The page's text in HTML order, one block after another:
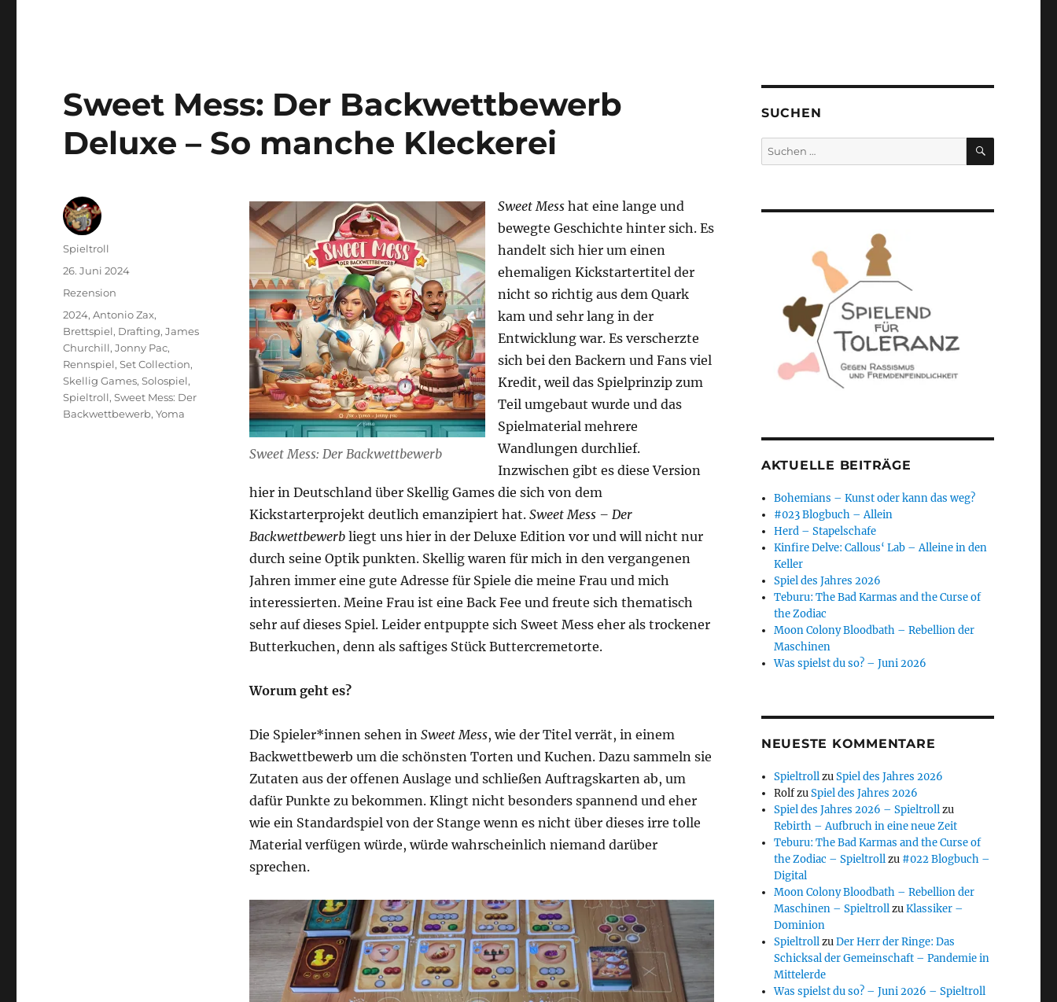
Sweet Mess: Der Backwettbewerb
Deluxe – So manche Kleckerei
Sweet Mess: Der Backwettbewerb
Sweet Messhat eine lange und
bewegte Geschichte hinter sich. Es
handelt sich hier um einen
ehemaligen Kickstartertitel der
nicht so richtig aus dem Quark
kam und sehr lang in der
Entwicklung war. Es verscherzte
sich bei den Backern und Fans viel
Kredit, weil das Spielprinzip zum
Teil umgebaut wurde und das
Spielmaterial mehrere
Wandlungen durchlief.
Inzwischen gibt es diese Version
hier in Deutschland über Skellig Games die sich von dem
Kickstarterprojekt deutlich emanzipiert hat. Sweet Mess – Der
Backwettbewerbliegt uns hier in der Deluxe Edition vor und will nicht nur
durch seine Optik punkten. Skellig waren für mich in den vergangenen
Jahren immer eine gute Adresse für Spiele die meine Frau und mich
interessierten. Meine Frau ist eine Back Fee und freute sich thematisch
sehr auf dieses Spiel. Leider entpuppte sich Sweet Mess eher als trockener
Butterkuchen, denn als saftiges Stück Buttercremetorte.
Worum geht es?
Die Spieler*innen sehen in Sweet Mess, wie der Titel verrät, in einem
Backwettbewerb um die schönsten Torten und Kuchen. Dazu sammeln sie
Zutaten aus der offenen Auslage und schließen Auftragskarten ab, um
dafür Punkte zu bekommen. Klingt nicht besonders spannend und eher
wie ein Standardspiel von der Stange wenn es nicht über dieses irre tolle
Material verfügen würde, würde wahrscheinlich niemand darüber
sprechen.
Autor
Spieltroll
Veröffentlicht
am
26. Juni 2024
Kategorien
Rezension
Schlagwörter
2024,Antonio Zax,
Brettspiel, Drafting,James
Churchill,Jonny Pac,
Rennspiel,Set Collection,
Skellig Games,Solospiel,
Spieltroll,Sweet Mess: Der
Backwettbewerb,Yoma
SUCHEN
Suchen
nach:
SUCHEN
AKTUELLE BEITRÄGE
Bohemians – Kunst oder kann das weg?
#023 Blogbuch – Allein
Herd – Stapelschafe
Kinfire Delve: Callous‘ Lab – Alleine in den
Keller
Spiel des Jahres 2026
Teburu: The Bad Karmas and the Curse of
the Zodiac
Moon Colony Bloodbath – Rebellion der
Maschinen
Was spielst du so? – Juni 2026
NEUESTE KOMMENTARE
SpieltrollzuSpiel des Jahres 2026
RolfzuSpiel des Jahres 2026
Spiel des Jahres 2026 – Spieltrollzu
Rebirth – Aufbruch in eine neue Zeit
Teburu: The Bad Karmas and the Curse of
the Zodiac – Spieltrollzu #022 Blogbuch –
Digital
Moon Colony Bloodbath – Rebellion der
Maschinen – SpieltrollzuKlassiker –
Dominion
SpieltrollzuDer Herr der Ringe: Das
Schicksal der Gemeinschaft – Pandemie in
Mittelerde
Was spielst du so? – Juni 2026 – Spieltroll